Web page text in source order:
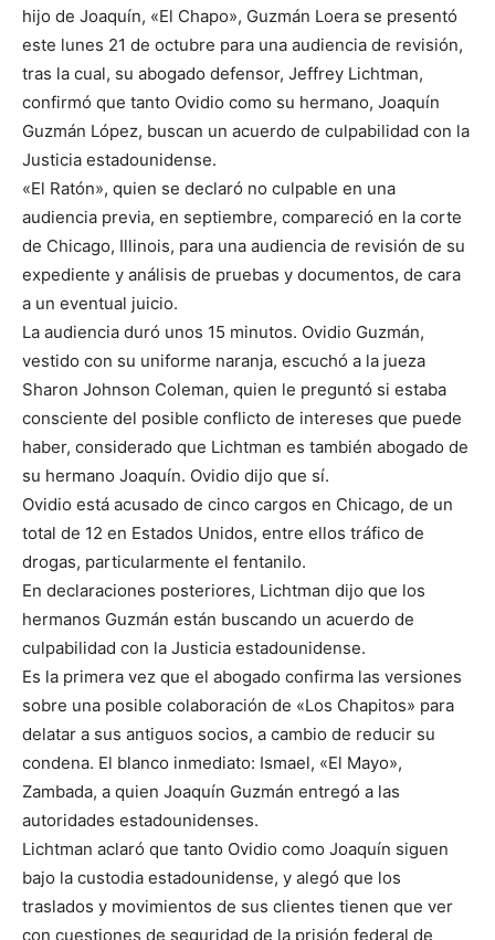
hijo de Joaquín, «El Chapo», Guzmán Loera se presentó
este lunes 21 de octubre para una audiencia de revisión,
tras la cual, su abogado defensor, Jeffrey Lichtman,
confirmó que tanto Ovidio como su hermano, Joaquín
Guzmán López, buscan un acuerdo de culpabilidad con la
Justicia estadounidense.
«El Ratón», quien se declaró no culpable en una
audiencia previa, en septiembre, compareció en la corte
de Chicago, Illinois, para una audiencia de revisión de su
expediente y análisis de pruebas y documentos, de cara
a un eventual juicio.
La audiencia duró unos 15 minutos. Ovidio Guzmán,
vestido con su uniforme naranja, escuchó a la jueza
Sharon Johnson Coleman, quien le preguntó si estaba
consciente del posible conflicto de intereses que puede
haber, considerado que Lichtman es también abogado de
su hermano Joaquín. Ovidio dijo que sí.
Ovidio está acusado de cinco cargos en Chicago, de un
total de 12 en Estados Unidos, entre ellos tráfico de
drogas, particularmente el fentanilo.
En declaraciones posteriores, Lichtman dijo que los
hermanos Guzmán están buscando un acuerdo de
culpabilidad con la Justicia estadounidense.
Es la primera vez que el abogado confirma las versiones
sobre una posible colaboración de «Los Chapitos» para
delatar a sus antiguos socios, a cambio de reducir su
condena. El blanco inmediato: Ismael, «El Mayo»,
Zambada, a quien Joaquín Guzmán entregó a las
autoridades estadounidenses.
Lichtman aclaró que tanto Ovidio como Joaquín siguen
bajo la custodia estadounidense, y alegó que los
traslados y movimientos de sus clientes tienen que ver
con cuestiones de seguridad de la prisión federal de